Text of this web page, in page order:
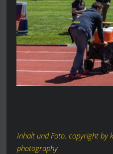
Inhalt und Foto: copyright by
photography